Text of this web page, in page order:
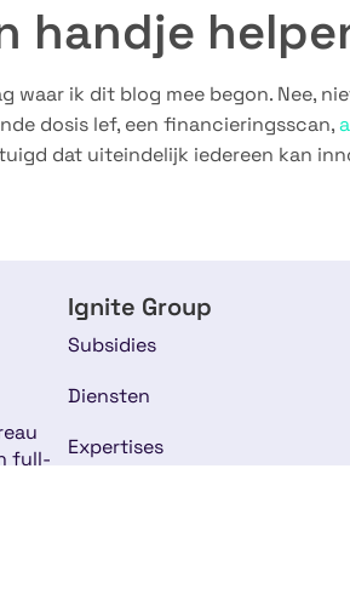
handje
waar ik dit blog mee begon. Nee,
dosis lef, een financieringsscan,
dat uiteindelijk iedereen kan
full-
Ignite Group
Subsidies
Diensten
Expertises